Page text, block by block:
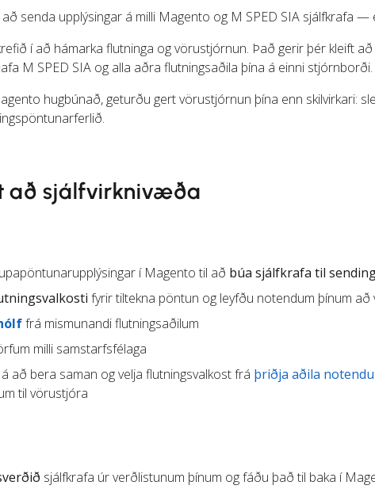
senda upplýsingar á milli Magento og M SPED SIA sjálfkrafa —
í að hámarka flutninga og vörustjórnun. Það gerir þér kleift
M SPED SIA og alla aðra flutningsaðila þína á einni stjórnborði.
hugbúnað, geturðu gert vörustjórnun þína enn skilvirkari:
að sjálfvirknivæða
í Magento til að búa sjálfkrafa til
fyrir tiltekna pöntun og leyfðu notendum þínum að
frá mismunandi flutningsaðilum
milli samstarfsfélaga
á að bera saman og velja flutningsvalkost frá þriðja aðila
til vörustjóra
sjálfkrafa úr verðlistunum þínum og fáðu það til baka í